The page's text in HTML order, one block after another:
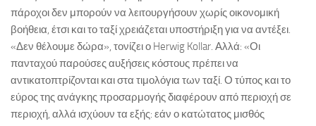
πάροχοι δεν μπορούν να λειτουργήσουν χωρίς οικονομική
βοήθεια, έτσι και το ταξί χρειάζεται υποστήριξη για να αντέξει.
«Δεν θέλουμε δώρα», τονίζει ο Herwig Kollar. Αλλά: «Οι
πανταχού παρούσες αυξήσεις κόστους πρέπει να
αντικατοπτρίζονται και στα τιμολόγια των ταξί. Ο τύπος και το
εύρος της ανάγκης προσαρμογής διαφέρουν από περιοχή σε
περιοχή, αλλά ισχύουν τα εξής: εάν ο κατώτατος μισθός